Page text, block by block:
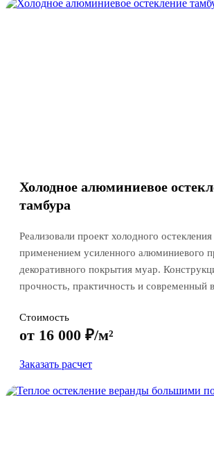
Холодное алюминиевое
тамбура
Реализовали проект холодного
применением усиленного алюминиевого
декоративного покрытия муар.
прочность, практичность и современный
Стоимость
от 16 000 ₽/м²
Заказать расчет